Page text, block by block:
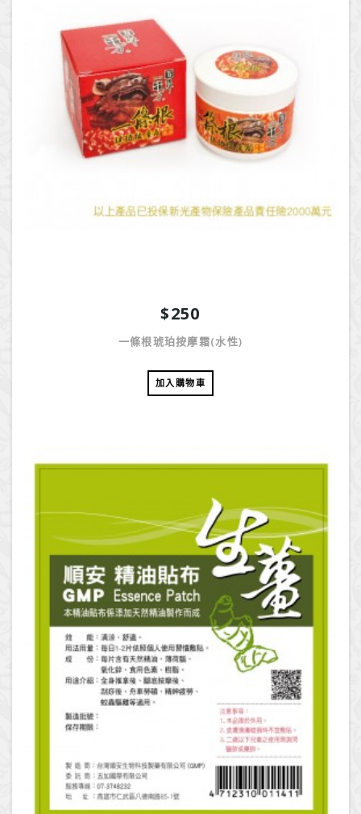
$250
一條根琥珀按摩霜(水性)
加入購物車